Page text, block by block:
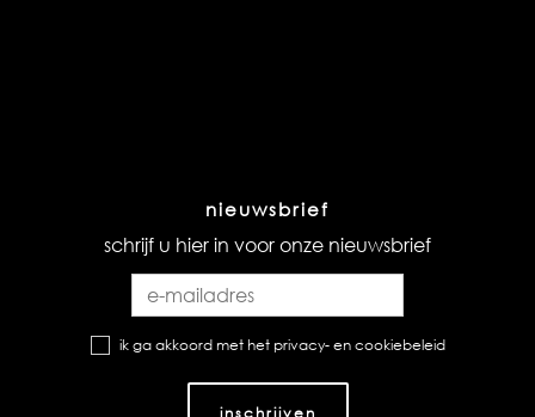
nieuwsbrief
schrijf u hier in voor onze nieuwsbrief
ik ga akkoord met het privacy- en cookiebeleid
inschrijven